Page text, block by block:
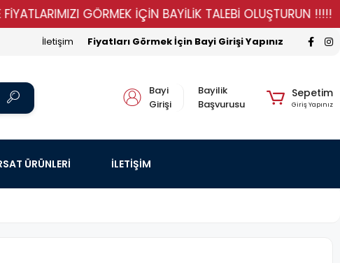
GÖRMEK İÇİN BAYİLİK TALEBİ OLUŞTURUN !!!!!
Fiyatları Görmek İçin Bayi Girişi Yapınız
İletişim
Bayi
Girişi
Bayilik
Başvurusu
Sepetim
Giriş Yapınız
ÜRÜNLERİ İLETİŞİM